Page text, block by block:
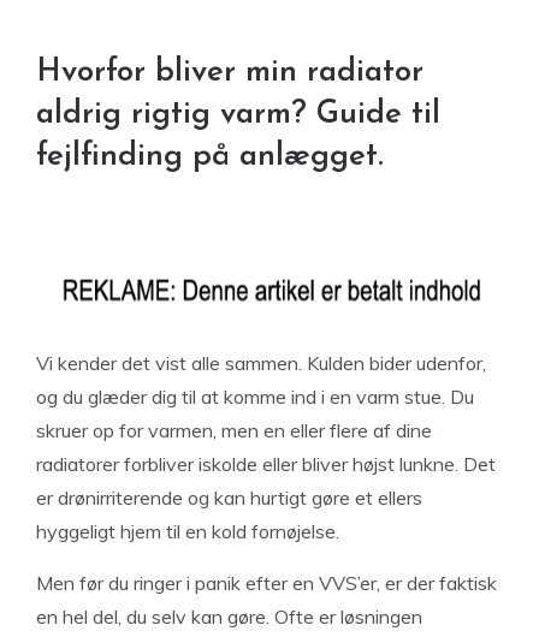
Hvorfor bliver min radiator
aldrig rigtig varm? Guide til
fejlfinding på anlægget.
Vi kender det vist alle sammen. Kulden bider udenfor,
og du glæder dig til at komme ind i en varm stue. Du
skruer op for varmen, men en eller flere af dine
radiatorer forbliver iskolde eller bliver højst lunkne. Det
er drønirriterende og kan hurtigt gøre et ellers
hyggeligt hjem til en kold fornøjelse.
Men før du ringer i panik efter en VVS’er, er der faktisk
en hel del, du selv kan gøre. Ofte er løsningen